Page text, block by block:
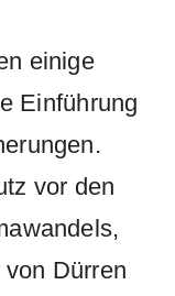
‍einige
Einführung
⁢vor den⁢
Dürren